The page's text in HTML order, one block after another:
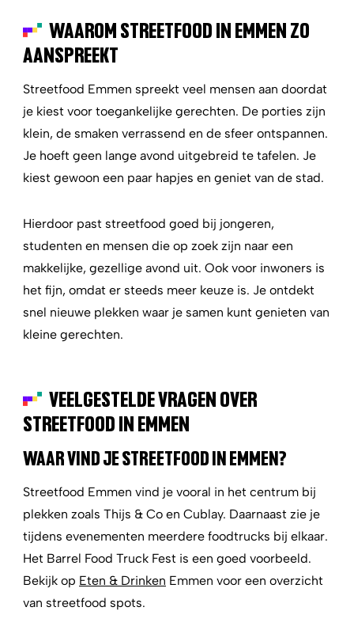
WAAROM STREETFOOD IN EMMEN ZO
AANSPREEKT
Streetfood Emmen spreekt veel mensen aan doordat
je kiest voor toegankelijke gerechten. De porties zijn
klein, de smaken verrassend en de sfeer ontspannen.
Je hoeft geen lange avond uitgebreid te tafelen. Je
kiest gewoon een paar hapjes en geniet van de stad.
Hierdoor past streetfood goed bij jongeren,
studenten en mensen die op zoek zijn naar een
makkelijke, gezellige avond uit. Ook voor inwoners is
het fijn, omdat er steeds meer keuze is. Je ontdekt
snel nieuwe plekken waar je samen kunt genieten van
kleine gerechten.
VEELGESTELDE VRAGEN OVER
STREETFOOD IN EMMEN
WAAR VIND JE STREETFOOD IN EMMEN?
Streetfood Emmen vind je vooral in het centrum bij
plekken zoals Thijs & Co en Cublay. Daarnaast zie je
tijdens evenementen meerdere foodtrucks bij elkaar.
Het Barrel Food Truck Fest is een goed voorbeeld.
Bekijk op Eten & Drinken Emmen voor een overzicht
van streetfood spots.